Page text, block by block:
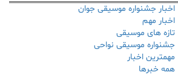
اخبار جشنواره موسیقی جوان
اخبار مهم
تازه های موسیقی
جشنواره موسیقی نواحی
مهمترین اخبار
همه خبرها